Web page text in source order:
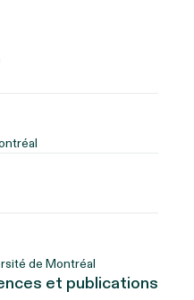
de Montréal
et publications